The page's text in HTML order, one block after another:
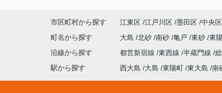
市区町村から探す 江東区 江戸川区 墨田区 中央区
町名から探す
大島 北砂 南砂 亀戸 東砂 東
沿線から探す
都営新宿線 東西線 半蔵門線
駅から探す
西大島 大島 東陽町 東大島 南